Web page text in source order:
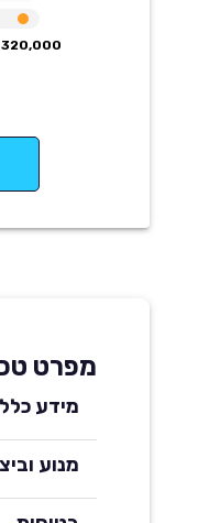
320,000 ₪
מפרט
מידע
מנוע